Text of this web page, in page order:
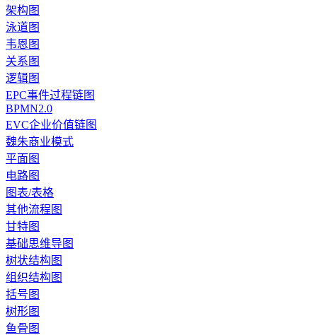
架构图
泳道图
韦恩图
关系图
逻辑图
EPC事件过程链图
BPMN2.0
EVC企业价值链图
魏朱商业模式
平面图
电路图
图表/表格
其他流程图
甘特图
基础思维导图
树状结构图
组织结构图
括号图
树形图
鱼骨图